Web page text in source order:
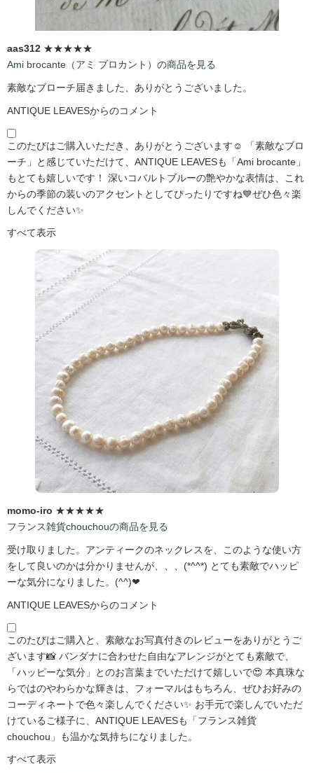
aas312 ★★★★★
Ami brocante（アミ ブロカント）の商品を見る
素敵なブローチ届きました、ありがとうございました。
ANTIQUE LEAVESからのコメント
このたびはご購入いただき、ありがとうございます☺️ 「素敵なブロ
ーチ」と感じていただけて、ANTIQUE LEAVESも「Ami brocante」
もとても嬉しいです！ 深いコバルトブルーの艶やかな表情は、これ
からの季節の装いのアクセントとしてぴったりですね💙ぜひ色々楽
しんでください✨
すべて表示
momo-iro ★★★★★
フランス雑貨chouchouの商品を見る
受け取りました。アンティークのネックレスを、このような使い方
をして良いのかは分かりませんが、、、(*^^*) とても素敵でハッピ
ーな気分になりました。(^^)❤
ANTIQUE LEAVESからのコメント
このたびはご購入と、素敵なお写真付きのレビューをありがとうご
ざいます📸 バンダナに合わせた自由なアレンジがとても素敵で、
「ハッピーな気分」とのお言葉までいただけて嬉しいで😍 本真珠な
らではのやわらかな輝きは、フォーマルはもちろん、ぜひお好みの
コーディネートで色々楽しんでください✨ お手元で楽しんでいただ
けているご様子に、ANTIQUE LEAVESも「フランス雑貨
chouchou」も温かな気持ちになりました。
すべて表示